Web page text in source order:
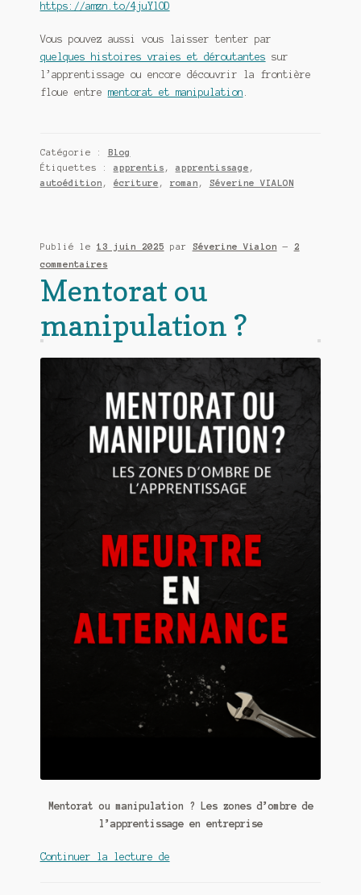
https://amzn.to/4juYlOD
Vous pouvez aussi vous laisser tenter par
quelques histoires vraies et déroutantes sur
l’apprentissage ou encore découvrir la frontière
floue entre mentorat et manipulation
Catégorie : Blog
Étiquettes : apprentis , apprentissage ,
autoédition , écriture , roman , Séverine VIALON
Publié le 13 juin 2025 par Séverine Vialon —
2
commentaires
Mentorat ou
manipulation ?
Mentorat ou manipulation ? Les zones d’ombre de
l’apprentissage en entreprise
Continuer la lecture deMentorat